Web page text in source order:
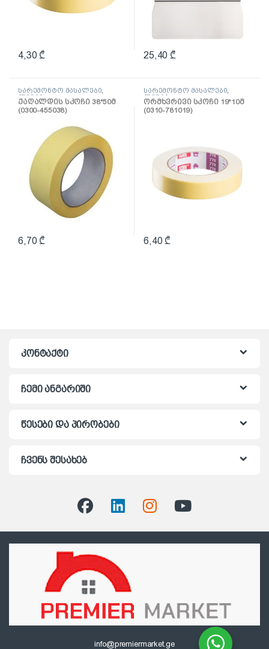
4,30 ₾ 25,40 ₾
სარემონტო მასალები
ლენტი
ქაღალდის სკოჩი 38*50მ
(0300-455038)
6,70₾
სარემონტო მასალები
ლენტი
ორმხვრივი სკოჩი 19*10მ
(0310-781019)
6,40₾
კონტაქტი
ჩემი ანგარიში
წესები და პირობები
ჩვენს შესახებ
info@premiermarket.ge